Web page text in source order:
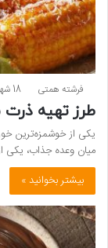
فرشته همتی 18 شهریور 1402
طرز تهیه
یکی از خوشمزه‌ترین
میان وعده جذاب، یکی
بیشتر بخوانید »